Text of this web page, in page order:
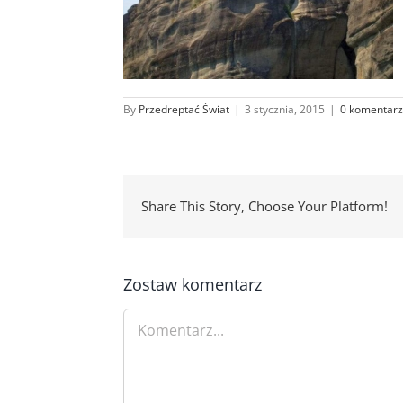
By Przedreptać Świat | 3 stycznia, 2015 | 0
Share This Story, Choose Your Platform!
Zostaw komentarz
Comment